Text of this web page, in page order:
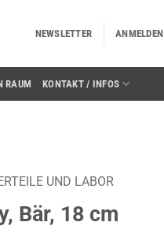
NEWSLETTER ANMELDEN
RAUM KONTAKT / INFOS
UND LABOR
Bär, 18 cm